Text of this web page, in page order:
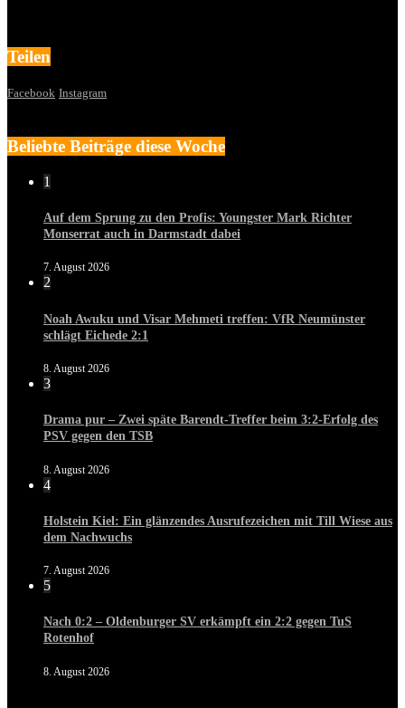
Teilen
Facebook Instagram
Beliebte Beiträge diese Woche
1
Auf dem Sprung zu den Profis: Youngster Mark Richter
Monserrat auch in Darmstadt dabei
7. August 2026
2
Noah Awuku und Visar Mehmeti treffen: VfR Neumünster
schlägt Eichede 2:1
8. August 2026
3
Drama pur – Zwei späte Barendt-Treffer beim 3:2-Erfolg des
PSV gegen den TSB
8. August 2026
4
Holstein Kiel: Ein glänzendes Ausrufezeichen mit Till Wiese aus
dem Nachwuchs
7. August 2026
5
Nach 0:2 – Oldenburger SV erkämpft ein 2:2 gegen TuS
Rotenhof
8. August 2026